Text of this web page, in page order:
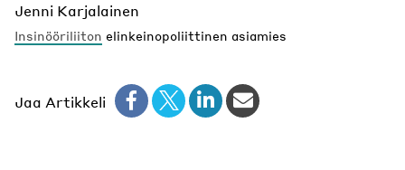
Jenni Karjalainen
Insinööriliiton elinkeinopoliittinen asiamies
Jaa Artikkeli